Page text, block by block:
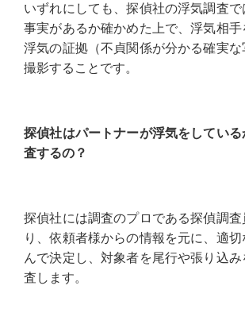
いずれにしても、探偵社の浮気調査
事実があるか確かめた上で、浮気相手
浮気の証拠（不貞関係が分かる確実
撮影することです。
探偵社はパートナーが浮気をしている
査するの？
探偵社には調査のプロである探偵調
り、依頼者様からの情報を元に、適
んで決定し、対象者を尾行や張り込
査します。